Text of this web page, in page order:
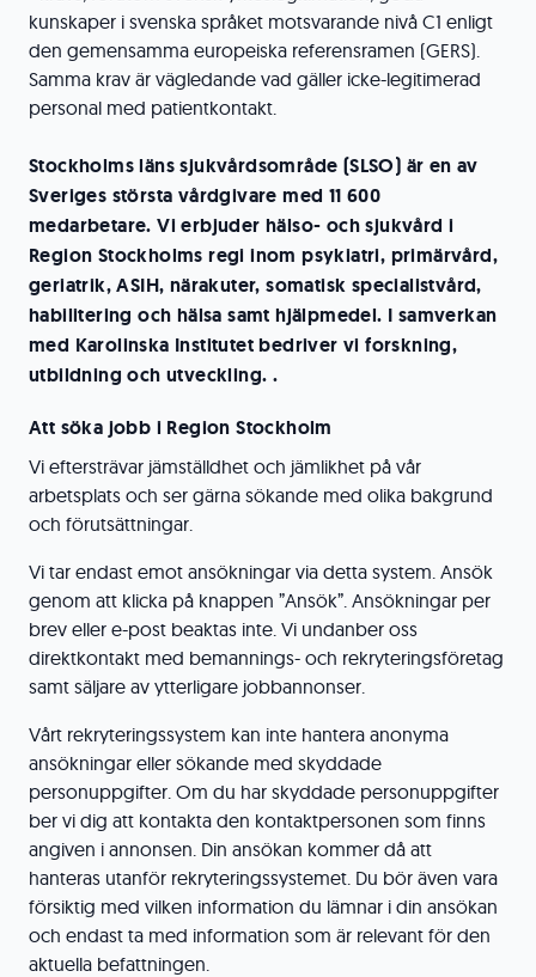
kunskaper i svenska språket motsvarande nivå C1 enligt
den gemensamma europeiska referensramen (GERS).
Samma krav är vägledande vad gäller icke-legitimerad
personal med patientkontakt.
Stockholms läns sjukvårdsområde (SLSO) är en av
Sveriges största vårdgivare med 11 600
medarbetare. Vi erbjuder hälso- och sjukvård i
Region Stockholms regi inom psykiatri, primärvård,
geriatrik, ASIH, närakuter, somatisk specialistvård,
habilitering och hälsa samt hjälpmedel. I samverkan
med Karolinska Institutet bedriver vi forskning,
utbildning och utveckling. .
Att söka jobb i Region Stockholm
Vi eftersträvar jämställdhet och jämlikhet på vår
arbetsplats och ser gärna sökande med olika bakgrund
och förutsättningar.
Vi tar endast emot ansökningar via detta system. Ansök
genom att klicka på knappen ”Ansök”. Ansökningar per
brev eller e-post beaktas inte. Vi undanber oss
direktkontakt med bemannings- och rekryteringsföretag
samt säljare av ytterligare jobbannonser.
Vårt rekryteringssystem kan inte hantera anonyma
ansökningar eller sökande med skyddade
personuppgifter. Om du har skyddade personuppgifter
ber vi dig att kontakta den kontaktpersonen som finns
angiven i annonsen. Din ansökan kommer då att
hanteras utanför rekryteringssystemet. Du bör även vara
försiktig med vilken information du lämnar i din ansökan
och endast ta med information som är relevant för den
aktuella befattningen.